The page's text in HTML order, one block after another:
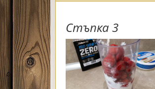
Стъпка 3